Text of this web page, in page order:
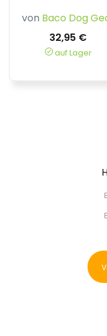
von Baco Dog
32,95 €
auf Lager